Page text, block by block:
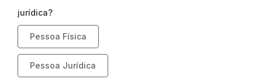
jurídica?
Pessoa Física
Pessoa Jurídica